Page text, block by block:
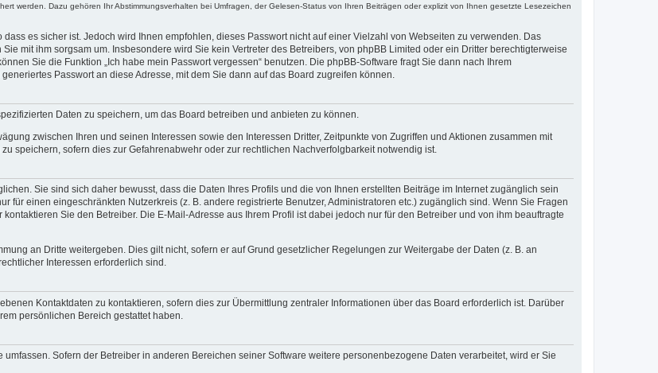
werden. Dazu gehören Ihr Abstimmungsverhalten bei Umfragen, der Gelesen-Status von Ihren Beiträgen oder explizit von Ihnen gesetzte Lesezeichen
es sicher ist. Jedoch wird Ihnen empfohlen, dieses Passwort nicht auf einer Vielzahl von Webseiten zu verwenden. Das
mit ihm sorgsam um. Insbesondere wird Sie kein Vertreter des Betreibers, von phpBB Limited oder ein Dritter berechtigterweise
Sie die Funktion „Ich habe mein Passwort vergessen“ benutzen. Die phpBB-Software fragt Sie dann nach Ihrem
Passwort an diese Adresse, mit dem Sie dann auf das Board zugreifen können.
Daten zu speichern, um das Board betreiben und anbieten zu können.
zwischen Ihren und seinen Interessen sowie den Interessen Dritter, Zeitpunkte von Zugriffen und Aktionen zusammen mit
speichern, sofern dies zur Gefahrenabwehr oder zur rechtlichen Nachverfolgbarkeit notwendig ist.
Sie sind sich daher bewusst, dass die Daten Ihres Profils und die von Ihnen erstellten Beiträge im Internet zugänglich sein
für einen eingeschränkten Nutzerkreis (z. B. andere registrierte Benutzer, Administratoren etc.) zugänglich sind. Wenn Sie Fragen
Sie den Betreiber. Die E-Mail-Adresse aus Ihrem Profil ist dabei jedoch nur für den Betreiber und von ihm beauftragte
an Dritte weitergeben. Dies gilt nicht, sofern er auf Grund gesetzlicher Regelungen zur Weitergabe der Daten (z. B. an
Interessen erforderlich sind.
Kontaktdaten zu kontaktieren, sofern dies zur Übermittlung zentraler Informationen über das Board erforderlich ist. Darüber
persönlichen Bereich gestattet haben.
Sofern der Betreiber in anderen Bereichen seiner Software weitere personenbezogene Daten verarbeitet, wird er Sie